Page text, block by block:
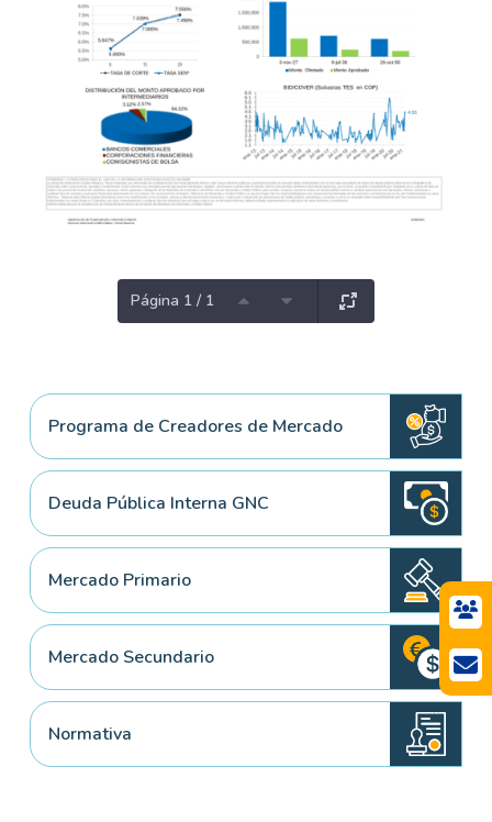
Página 1 / 1
Programa de Creadores de Mercado
Deuda Pública Interna GNC
Mercado Primario
Mercado Secundario
Normativa